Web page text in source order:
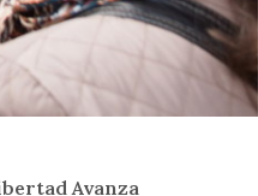
Avanza